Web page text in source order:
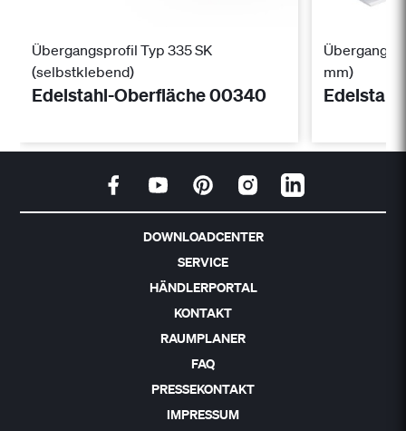
Übergangsprofil Typ 335 SK
(selbstklebend)
Edelstahl-Oberfläche 00340
mm)
DOWNLOADCENTER
SERVICE
HÄNDLERPORTAL
KONTAKT
RAUMPLANER
FAQ
PRESSEKONTAKT
IMPRESSUM